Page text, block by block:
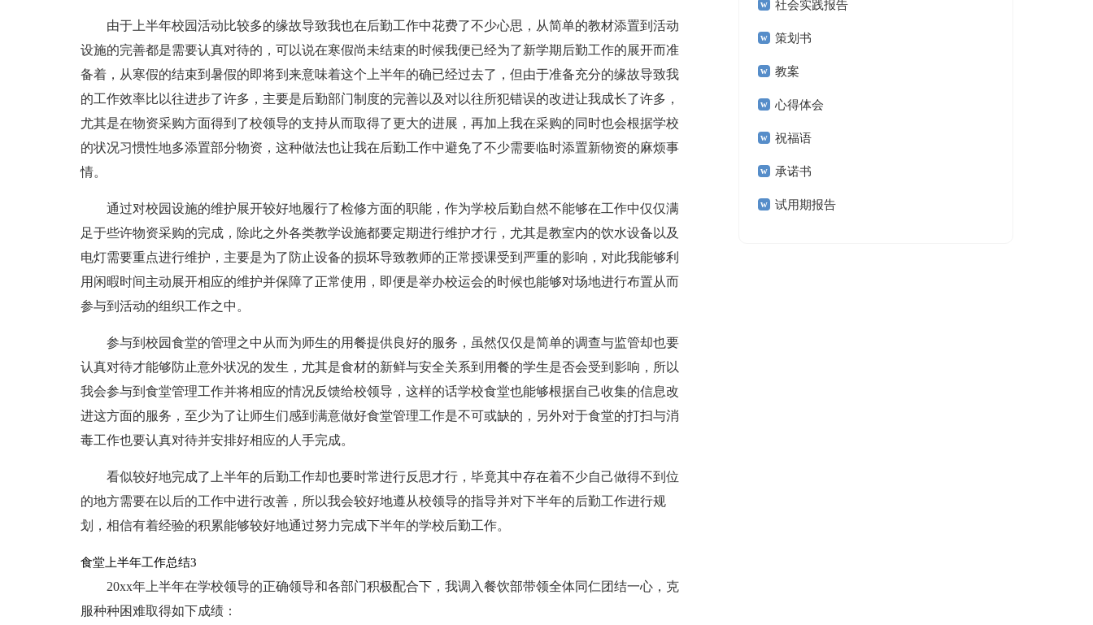
由于上半年校园活动比较多的缘故导致我也在后勤工作中花费了不少心思，从简单的教材添置到活动
设施的完善都是需要认真对待的，可以说在寒假尚未结束的时候我便已经为了新学期后勤工作的展开而准
备着，从寒假的结束到暑假的即将到来意味着这个上半年的确已经过去了，但由于准备充分的缘故导致我
的工作效率比以往进步了许多，主要是后勤部门制度的完善以及对以往所犯错误的改进让我成长了许多，
尤其是在物资采购方面得到了校领导的支持从而取得了更大的进展，再加上我在采购的同时也会根据学校
的状况习惯性地多添置部分物资，这种做法也让我在后勤工作中避免了不少需要临时添置新物资的麻烦事
情。
通过对校园设施的维护展开较好地履行了检修方面的职能，作为学校后勤自然不能够在工作中仅仅满
足于些许物资采购的完成，除此之外各类教学设施都要定期进行维护才行，尤其是教室内的饮水设备以及
电灯需要重点进行维护，主要是为了防止设备的损坏导致教师的正常授课受到严重的影响，对此我能够利
用闲暇时间主动展开相应的维护并保障了正常使用，即便是举办校运会的时候也能够对场地进行布置从而
参与到活动的组织工作之中。
参与到校园食堂的管理之中从而为师生的用餐提供良好的服务，虽然仅仅是简单的调查与监管却也要
认真对待才能够防止意外状况的发生，尤其是食材的新鲜与安全关系到用餐的学生是否会受到影响，所以
我会参与到食堂管理工作并将相应的情况反馈给校领导，这样的话学校食堂也能够根据自己收集的信息改
进这方面的服务，至少为了让师生们感到满意做好食堂管理工作是不可或缺的，另外对于食堂的打扫与消
毒工作也要认真对待并安排好相应的人手完成。
看似较好地完成了上半年的后勤工作却也要时常进行反思才行，毕竟其中存在着不少自己做得不到位
的地方需要在以后的工作中进行改善，所以我会较好地遵从校领导的指导并对下半年的后勤工作进行规
划，相信有着经验的积累能够较好地通过努力完成下半年的学校后勤工作。
食堂上半年工作总结3
20xx年上半年在学校领导的正确领导和各部门积极配合下，我调入餐饮部带领全体同仁团结一心，克
服种种困难取得如下成绩：
社会实践报告
策划书
教案
心得体会
祝福语
承诺书
试用期报告